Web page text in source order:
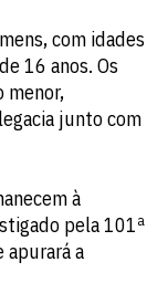
com idades
16 anos. Os
menor,
junto com
à
pela 101ª
apurará a